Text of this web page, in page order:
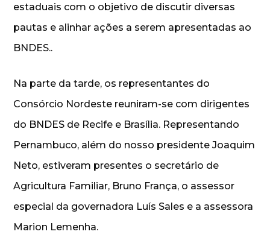
estaduais com o objetivo de discutir diversas
pautas e alinhar ações a serem apresentadas ao
BNDES..
Na parte da tarde, os representantes do
Consórcio Nordeste reuniram-se com dirigentes
do BNDES de Recife e Brasília. Representando
Pernambuco, além do nosso presidente Joaquim
Neto, estiveram presentes o secretário de
Agricultura Familiar, Bruno França, o assessor
especial da governadora Luís Sales e a assessora
Marion Lemenha.